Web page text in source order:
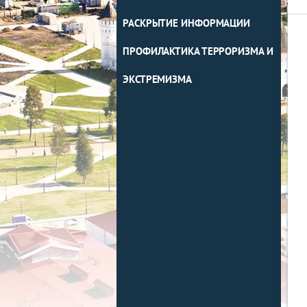
РАСКРЫТИЕ ИНФОРМАЦИИ
ПРОФИЛАКТИКА ТЕРРОРИЗМА И
ЭКСТРЕМИЗМА